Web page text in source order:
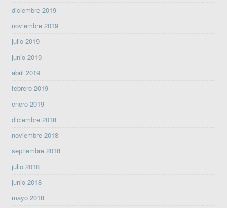
diciembre 2019
noviembre 2019
julio 2019
junio 2019
abril 2019
febrero 2019
enero 2019
diciembre 2018
noviembre 2018
septiembre 2018
julio 2018
junio 2018
mayo 2018